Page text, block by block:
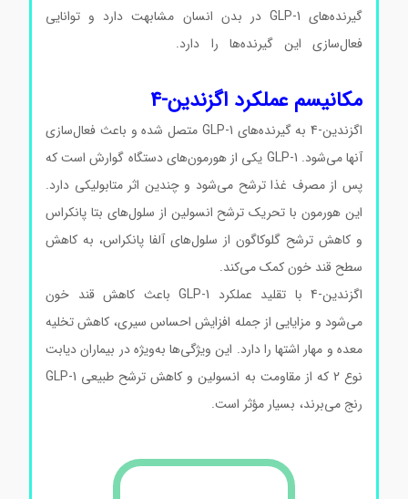
گیرنده‌های GLP-1 در بدن انسان مشابهت دارد و توانایی
فعال‌سازی این گیرنده‌ها را دارد.
مکانیسم عملکرد اگزندین-4
اگزندین-4 به گیرنده‌های GLP-1 متصل شده و باعث فعال‌سازی
آنها می‌شود. GLP-1 یکی از هورمون‌های دستگاه گوارش است که
پس از مصرف غذا ترشح می‌شود و چندین اثر متابولیکی دارد.
این هورمون با تحریک ترشح انسولین از سلول‌های بتا پانکراس
و کاهش ترشح گلوکاگون از سلول‌های آلفا پانکراس، به کاهش
سطح قند خون کمک می‌کند.
اگزندین-4 با تقلید عملکرد GLP-1 باعث کاهش قند خون
می‌شود و مزایایی از جمله افزایش احساس سیری، کاهش تخلیه
معده و مهار اشتها را دارد. این ویژگی‌ها به‌ویژه در بیماران دیابت
نوع 2 که از مقاومت به انسولین و کاهش ترشح طبیعی GLP-1
رنج می‌برند، بسیار مؤثر است.